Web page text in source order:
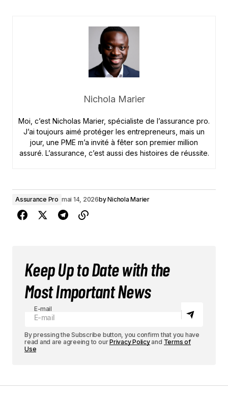
Nichola Marier
Moi, c’est Nicholas Marier, spécialiste de l’assurance pro.
J’ai toujours aimé protéger les entrepreneurs, mais un
jour, une PME m’a invité à fêter son premier million
assuré. L’assurance, c’est aussi des histoires de réussite.
Assurance Pro mai 14, 2026byNichola Marier
Keep Up to Date with the
Most Important News
E-mail
By pressing the Subscribe button, you confirm that you have
read and are agreeing to ourPrivacy Policyand Terms of
Use